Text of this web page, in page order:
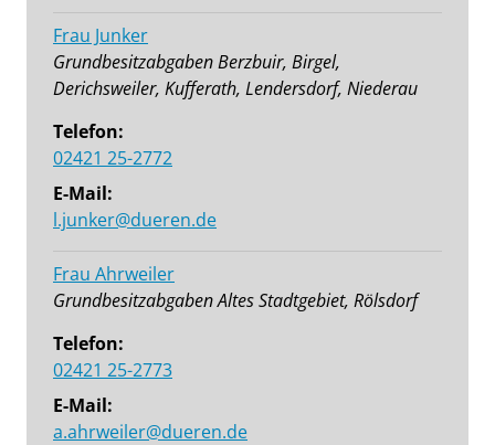
Frau Junker
Grundbesitzabgaben Berzbuir, Birgel,
Derichsweiler, Kufferath, Lendersdorf, Niederau
Telefon:
02421 25-2772
E-Mail:
l.junker@dueren.de
Frau Ahrweiler
Grundbesitzabgaben Altes Stadtgebiet, Rölsdorf
Telefon:
02421 25-2773
E-Mail:
a.ahrweiler@dueren.de